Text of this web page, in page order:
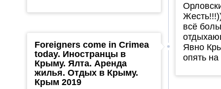
всё
Явно
опять
Foreigners come in Crimea
today. Иностранцы в
Крыму. Ялта. Аренда
жилья. Отдых в Крыму.
Крым 2019